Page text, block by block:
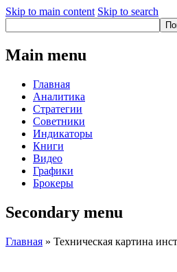
Skip to main content Skip to search
Main menu
Главная
Аналитика
Стратегии
Советники
Индикаторы
Книги
Видео
Графики
Брокеры
Secondary menu
Главная » Техническая картина